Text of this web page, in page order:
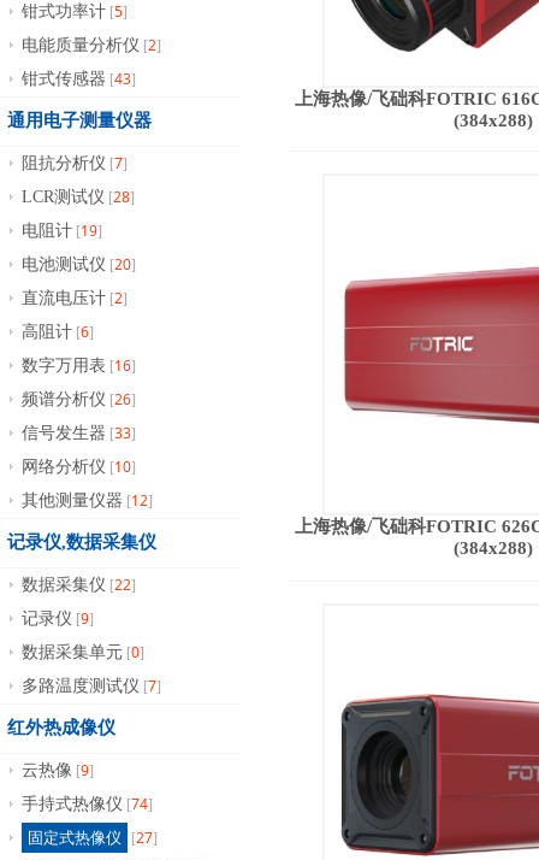
钳式功率计 [5]
电能质量分析仪 [2]
钳式传感器 [43]
通用电子测量仪器
阻抗分析仪 [7]
LCR测试仪 [28]
电阻计 [19]
电池测试仪 [20]
直流电压计 [2]
高阻计 [6]
数字万用表 [16]
频谱分析仪 [26]
信号发生器 [33]
网络分析仪 [10]
其他测量仪器 [12]
记录仪,数据采集仪
数据采集仪 [22]
记录仪 [9]
数据采集单元 [0]
多路温度测试仪 [7]
红外热成像仪
云热像 [9]
手持式热像仪 [74]
固定式热像仪 [27]
上海热像/飞础科FOTRIC
(384x288)
上海热像/飞础科FOTRIC
(384x288)